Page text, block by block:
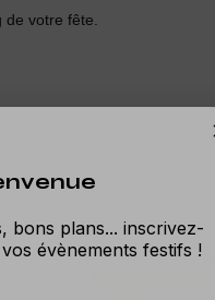
votre fête.
bons plans... inscrivez-
évènements festifs !